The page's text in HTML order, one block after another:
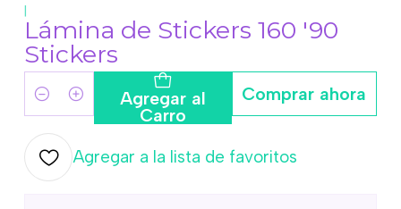
|
Lámina de Stickers 160 '90
Stickers
Cantidad Agregar al
Carro
Comprar ahora
Agregar a la lista de favoritos